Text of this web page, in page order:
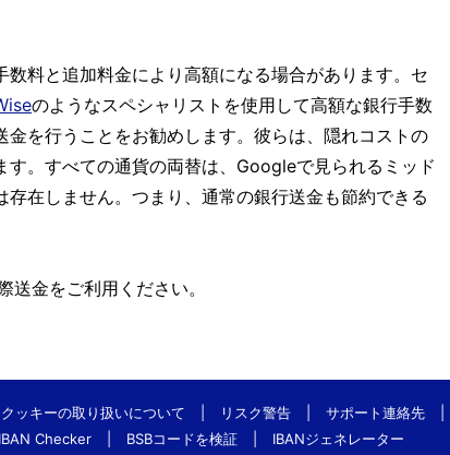
料と追加料金により高額になる場合があります。セ
のようなスペシャリストを使用して高額な銀行手数
を行うことをお勧めします。彼らは、隠れコストの
。すべての通貨の両替は、Googleで見られるミッド
在しません。つまり、通常の銀行送金も節約できる
金をご利用ください。
クッキーの取り扱いについて リスク警告 サポート連絡先
IBAN Checker
BSBコードを検証 IBANジェネレーター